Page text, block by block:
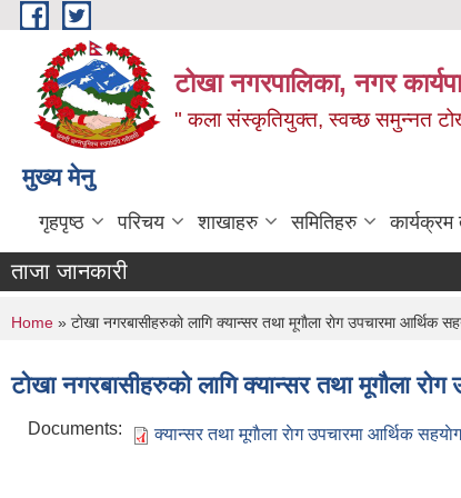
Skip to main content
टोखा नगरपालिका, नगर
" कला संस्कृतियुक्त, स्वच्छ समुन्‍नत
मुख्य मेनु
गृहपृष्ठ परिचय शाखाहरु समितिहरु कार्यक्रम
ताजा जानकारी
You are here
Home » टाेखा नगरबासीहरुकाे लागि क्यान्सर तथा मूगाैला राेग उपचारमा आर्थिक
टाेखा नगरबासीहरुकाे लागि क्यान्सर तथा मूगाैला
Documents: क्यान्सर तथा मूगाैला राेग उपचारमा आर्थिक